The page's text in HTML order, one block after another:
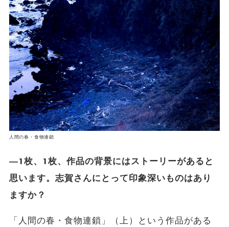
人間の春・食物連鎖
―1枚、1枚、作品の背景にはストーリーがあると
思います。志賀さんにとって印象深いものはあり
ますか？
「人間の春・食物連鎖」（上）という作品がある